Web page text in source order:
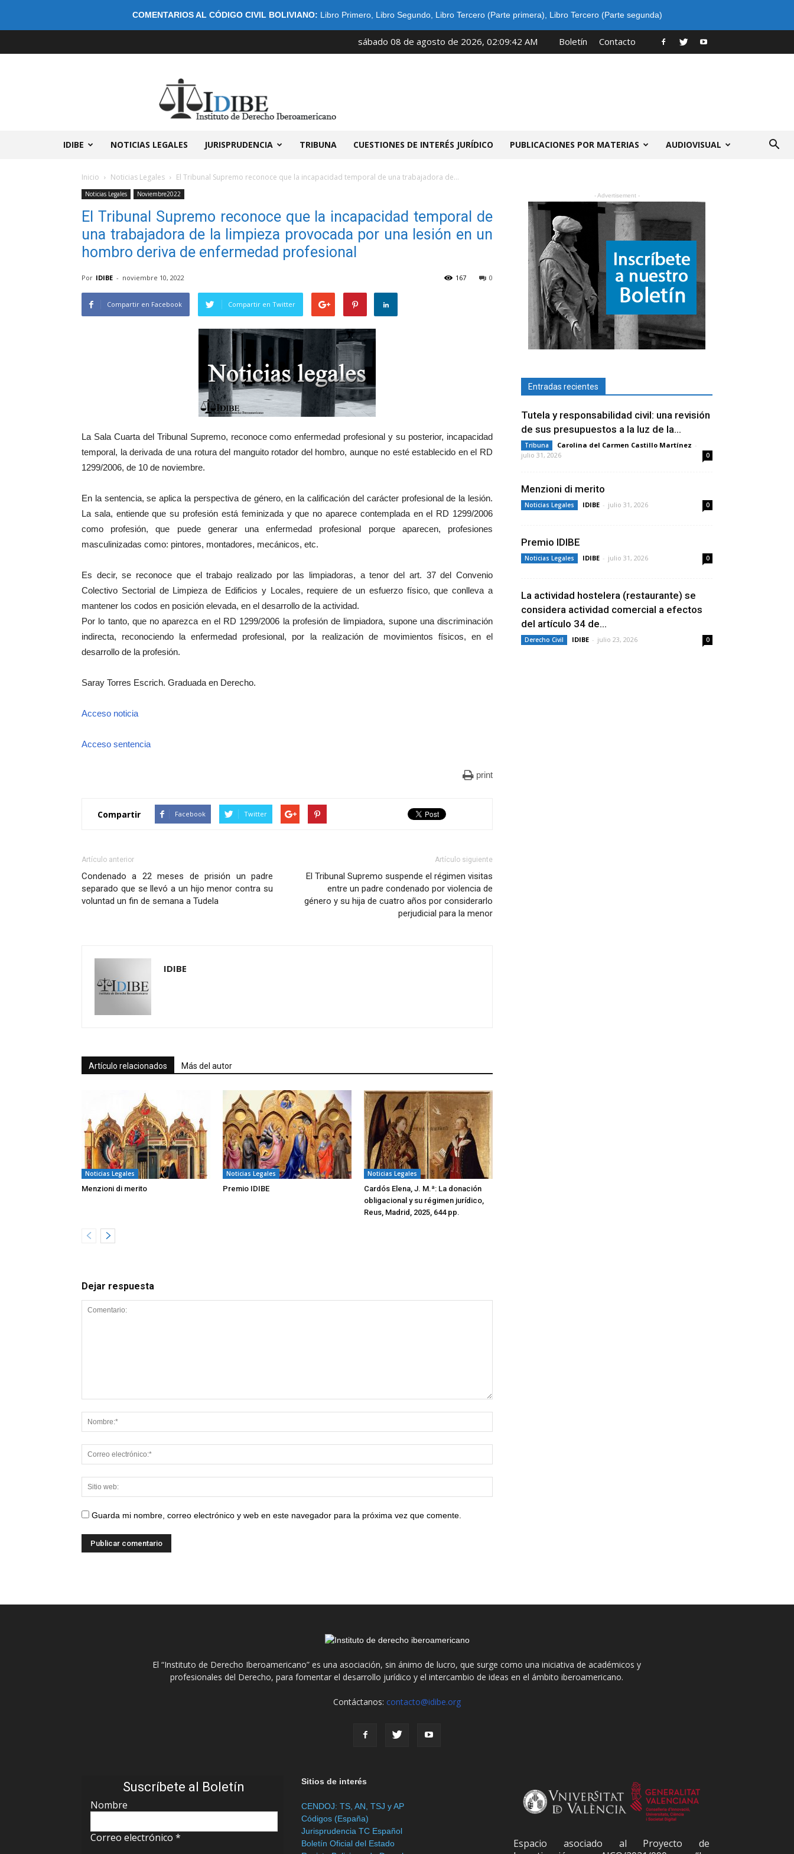
COMENTARIOS AL CÓDIGO CIVIL BOLIVIANO: Libro Primero, Libro Segundo, Libro Tercero (Parte primera) Libro Tercero (Parte segunda)
sábado 08 de agosto de 2026, 02:09:42 AM Boletín Contacto
IDIBE NOTICIAS LEGALES JURISPRUDENCIA TRIBUNA CUESTIONES DE INTERÉS JURÍDICO PUBLICACIONES POR MATERIAS AUDIOVISUAL
Inicio Noticias Legales El Tribunal Supremo reconoce que la incapacidad temporal de una trabajadora de...
Noticias Legales Noviembre2022
El Tribunal Supremo reconoce que la incapacidad temporal de
una trabajadora de la limpieza provocada por una lesión en un
hombro deriva de enfermedad profesional
Por IDIBE - noviembre 10, 2022 0
167
Compartir en Facebook Compartir en Twitter
La Sala Cuarta del Tribunal Supremo, reconoce como enfermedad profesional y su posterior, incapacidad
temporal, la derivada de una rotura del manguito rotador del hombro, aunque no esté establecido en el RD
1299/2006, de 10 de noviembre.
En la sentencia, se aplica la perspectiva de género, en la calificación del carácter profesional de la lesión.
La sala, entiende que su profesión está feminizada y que no aparece contemplada en el RD 1299/2006
como profesión, que puede generar una enfermedad profesional porque aparecen, profesiones
masculinizadas como: pintores, montadores, mecánicos, etc.
Es decir, se reconoce que el trabajo realizado por las limpiadoras, a tenor del art. 37 del Convenio
Colectivo Sectorial de Limpieza de Edificios y Locales, requiere de un esfuerzo físico, que conlleva a
mantener los codos en posición elevada, en el desarrollo de la actividad.
Por lo tanto, que no aparezca en el RD 1299/2006 la profesión de limpiadora, supone una discriminación
indirecta, reconociendo la enfermedad profesional, por la realización de movimientos físicos, en el
desarrollo de la profesión.
Saray Torres Escrich. Graduada en Derecho.
Acceso noticia
Acceso sentencia
print
Compartir Facebook Twitter
Artículo anterior
Condenado a 22 meses de prisión un padre
separado que se llevó a un hijo menor contra su
voluntad un fin de semana a Tudela
Artículo siguiente
El Tribunal Supremo suspende el régimen visitas
entre un padre condenado por violencia de
género y su hija de cuatro años por considerarlo
perjudicial para la menor
IDIBE
Artículo relacionados Más del autor
Noticias Legales
Menzioni di merito
Noticias Legales
Premio IDIBE
Noticias Legales
Cardós Elena, J. M.ª: La donación
obligacional y su régimen jurídico,
Reus, Madrid, 2025, 644 pp.
Dejar respuesta
Guarda mi nombre, correo electrónico y web en este navegador para la próxima vez que comente.
- Advertisement -
Entradas recientes
Tutela y responsabilidad civil: una revisión
de sus presupuestos a la luz de la...
Tribuna Carolina del Carmen Castillo Martínez -
julio 31, 2026
0
Menzioni di merito
Noticias Legales IDIBE - julio 31, 2026 0
Premio IDIBE
Noticias Legales IDIBE - julio 31, 2026 0
La actividad hostelera (restaurante) se
considera actividad comercial a efectos
del artículo 34 de...
Derecho Civil IDIBE - julio 23, 2026 0
El “Instituto de Derecho Iberoamericano” es una asociación, sin ánimo de lucro, que surge como una iniciativa de académicos y
profesionales del Derecho, para fomentar el desarrollo jurídico y el intercambio de ideas en el ámbito iberoamericano.
Contáctanos: contacto@idibe.org
Suscríbete al Boletín
Nombre
Correo electrónico *
Espacio asociado al Proyecto de
Sitios de interés
CENDOJ: TS, AN, TSJ y AP
Códigos (España)
Jurisprudencia TC Español
Boletín Oficial del Estado